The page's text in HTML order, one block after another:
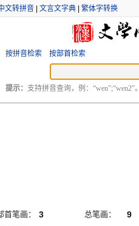
文转拼音| 文言文字典| 繁体字转换
按拼音检索 按部首检索
提示： 支持拼音查询，例：“wen”;“wen2”
首笔画： 3 总笔画： 9